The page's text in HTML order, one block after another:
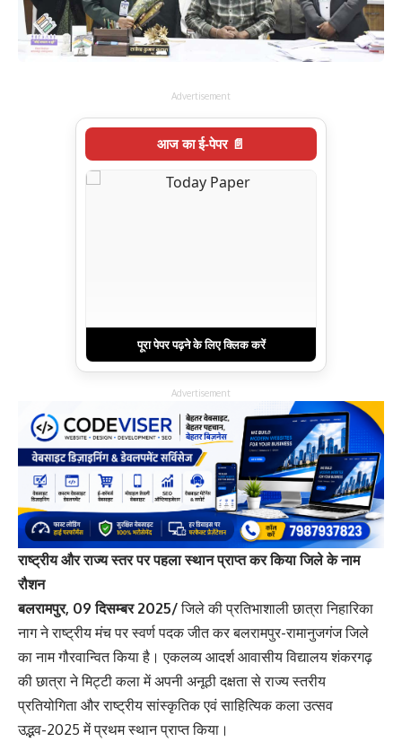
Advertisement
आज का ई-पेपर 📄
पूरा पेपर पढ़ने के लिए क्लिक करें
Advertisement
राष्ट्रीय और राज्य स्तर पर पहला स्थान प्राप्त कर किया जिले के नाम
रौशन
बलरामपुर, 09 दिसम्बर 2025/जिले की प्रतिभाशाली छात्रा निहारिका
नाग ने राष्ट्रीय मंच पर स्वर्ण पदक जीत कर बलरामपुर-रामानुजगंज जिले
का नाम गौरवान्वित किया है। एकलव्य आदर्श आवासीय विद्यालय शंकरगढ़
की छात्रा ने मिट्टी कला में अपनी अनूठी दक्षता से राज्य स्तरीय
प्रतियोगिता और राष्ट्रीय सांस्कृतिक एवं साहित्यिक कला उत्सव
उद्भव-2025 में प्रथम स्थान प्राप्त किया।